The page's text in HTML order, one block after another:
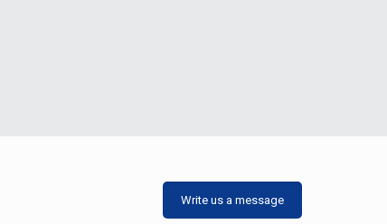
Write us a message